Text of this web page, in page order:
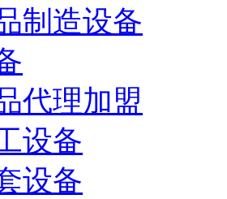
制造设备
代理加盟
设备
设备